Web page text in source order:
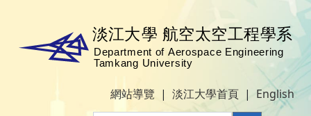
網站導覽 | 淡江大學首頁 | English